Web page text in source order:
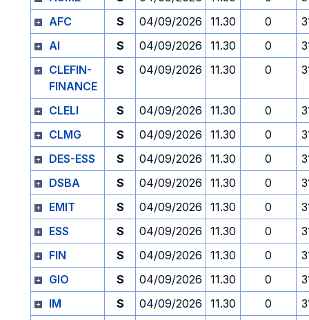
AFC
S 04/09/2026 11.30 0
AI
S 04/09/2026 11.30 0
CLEFIN-
FINANCE
S 04/09/2026 11.30 0
CLELI S 04/09/2026 11.30 0
CLMG
S 04/09/2026 11.30 0
DES-ESS
S 04/09/2026 11.30 0
DSBA
S 04/09/2026 11.30 0
EMIT
S 04/09/2026 11.30 0
ESS
S 04/09/2026 11.30 0
FIN
S 04/09/2026 11.30 0
GIO
S 04/09/2026 11.30 0
IM
S 04/09/2026 11.30 0